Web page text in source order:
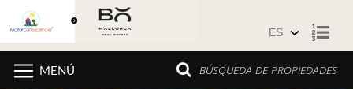
Saltar al contenido
BÚSQUEDA DE PROPIEDADES
MENÚ